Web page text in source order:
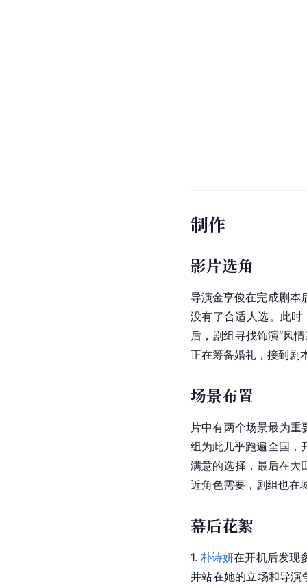
制作
影片选角
导演金亨俊在完成剧本
没有了合适人选。此时
后，剧组寻找饰演“风
正在筹备婚礼，接到剧
场景布置
片中有两个场景最为重
组为此几乎跑遍全国，
满意的选择，最后在大
近角色需要，剧组也在
幕后花絮
1. 朴诗妍在开机后发现
并站在她的立场和导演